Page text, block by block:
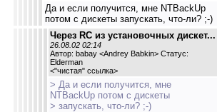
Да и если получится, мне NTBackUp
потом с дискеты запускать, что-ли? ;-)
Через RC из установочных дискет...
26.08.02 02:14
Автор: babay <Andrey Babkin> Статус:
Elderman
<"чистая" ссылка>
> Да и если получится, мне
NTBackUp потом с дискеты
> запускать, что-ли? ;-)